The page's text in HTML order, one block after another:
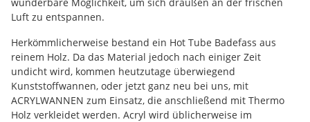
Luft zu entspannen.
Herkömmlicherweise bestand ein Hot Tube Badefass aus
reinem Holz. Da das Material jedoch nach einiger Zeit
undicht wird, kommen heutzutage überwiegend
Kunststoffwannen, oder jetzt ganz neu bei uns, mit
ACRYLWANNEN zum Einsatz, die anschließend mit Thermo
Holz verkleidet werden. Acryl wird üblicherweise im